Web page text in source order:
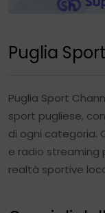
Puglia
Puglia Sport
sport pugliese,
di ogni categoria.
e radio streaming
realtà sportive